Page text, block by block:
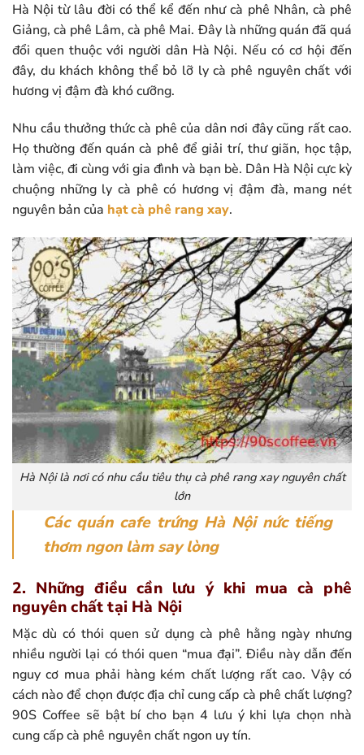
Hà Nội từ lâu đời có thể kể đến như cà phê Nhân, cà phê
Giảng, cà phê Lâm, cà phê Mai. Đây là những quán đã quá
đổi quen thuộc với người dân Hà Nội. Nếu có cơ hội đến
đây, du khách không thể bỏ lỡ ly cà phê nguyên chất với
hương vị đậm đà khó cưỡng.
Nhu cầu thưởng thức cà phê của dân nơi đây cũng rất cao.
Họ thường đến quán cà phê để giải trí, thư giãn, học tập,
làm việc, đi cùng với gia đình và bạn bè. Dân Hà Nội cực kỳ
chuộng những ly cà phê có hương vị đậm đà, mang nét
nguyên bản của hạt cà phê rang xay.
Hà Nội là nơi có nhu cầu tiêu thụ cà phê rang xay nguyên chất
lớn
Các quán cafe trứng Hà Nội nức tiếng
thơm ngon làm say lòng
2. Những điều cần lưu ý khi mua cà phê
nguyên chất tại Hà Nội
Mặc dù có thói quen sử dụng cà phê hằng ngày nhưng
nhiều người lại có thói quen “mua đại”. Điều này dẫn đến
nguy cơ mua phải hàng kém chất lượng rất cao. Vậy có
cách nào để chọn được địa chỉ cung cấp cà phê chất lượng?
90S Coffee sẽ bật bí cho bạn 4 lưu ý khi lựa chọn nhà
cung cấp cà phê nguyên chất ngon uy tín.